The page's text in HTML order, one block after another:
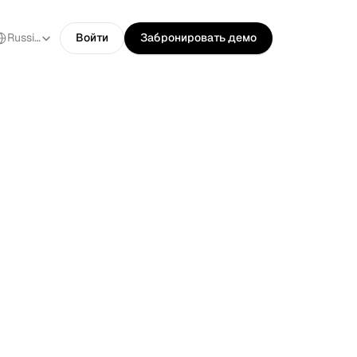
Russian Войти Забронировать демо